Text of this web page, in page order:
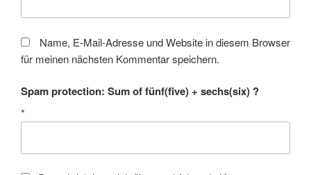
Name, E-Mail-Adresse und Website in diesem Browser
für meinen nächsten Kommentar speichern.
Spam protection: Sum of fünf(five) + sechs(six) ?
*